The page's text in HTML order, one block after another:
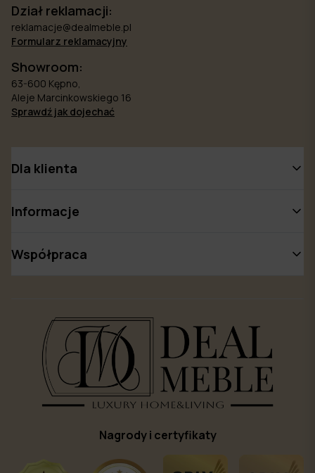
Dział reklamacji:
reklamacje@dealmeble.pl
Formularz reklamacyjny
Showroom:
63-600 Kępno,
Aleje Marcinkowskiego 16
Sprawdź jak dojechać
Dla klienta
Informacje
Współpraca
Nagrody i certyfikaty